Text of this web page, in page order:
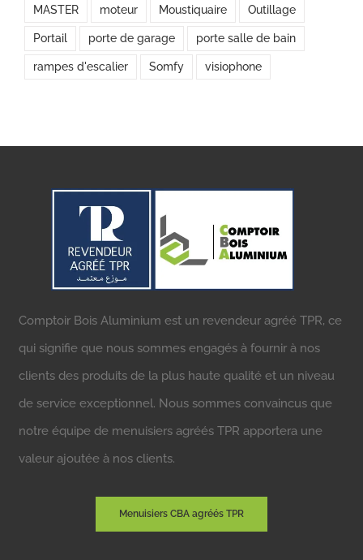
MASTER moteur Moustiquaire Outillage
Portail porte de garage porte salle de bain
rampes d'escalier Somfy visiophone
Comptoir Bois Aluminium est un revendeur agréé TPR, ce
qui signifie que nous sommes engagés à fournir à nos
clients des produits de la plus haute qualité et un niveau
de service exceptionnel. Nous sommes convaincus que
notre équipe de menuisiers agréés TPR apportera une
valeur ajoutée à nos clients.
Menuisiers CBA agréés TPR